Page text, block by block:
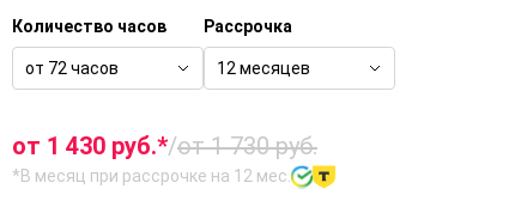
Количество часов
от 72 часов
Рассрочка
12 месяцев
от 1 430 руб.*/от 1 730 руб.
*В месяц при рассрочке на 12 мес.